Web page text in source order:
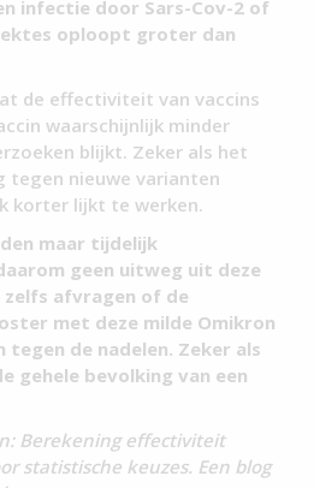
infectie door Sars-Cov-2 of
oploopt groter dan
de effectiviteit van vaccins
waarschijnlijk minder
blijkt. Zeker als het
tegen nieuwe varianten
korter lijkt te werken.
maar tijdelijk
geen uitweg uit deze
afvragen of de
met deze milde Omikron
de nadelen. Zeker als
gehele bevolking van een
Berekening effectiviteit
statistische keuzes. Een blog